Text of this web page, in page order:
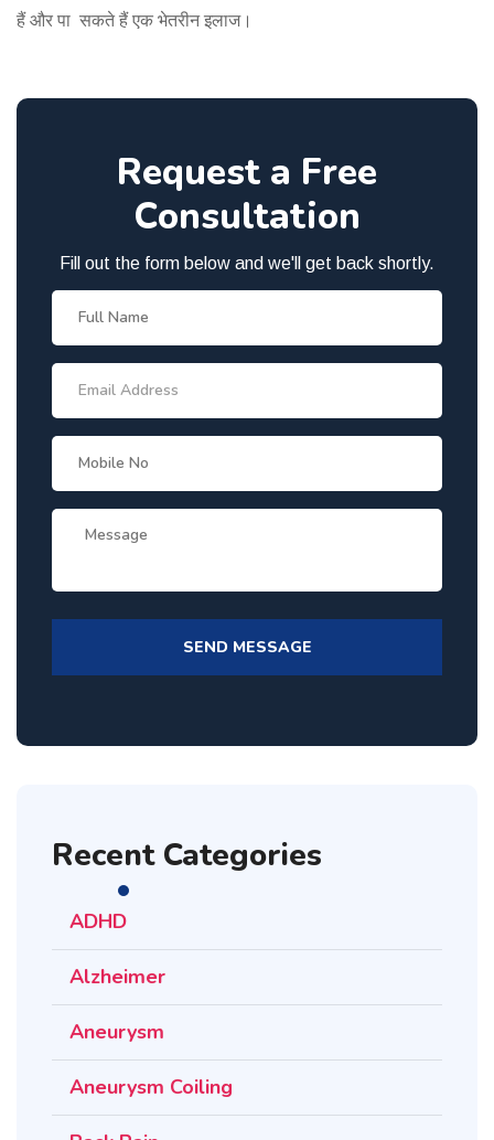
हैं और पा सकते हैं एक भेतरीन इलाज।
Request a Free
Consultation
Fill out the form below and we'll get back shortly.
Recent Categories
ADHD
Alzheimer
Aneurysm
Aneurysm Coiling